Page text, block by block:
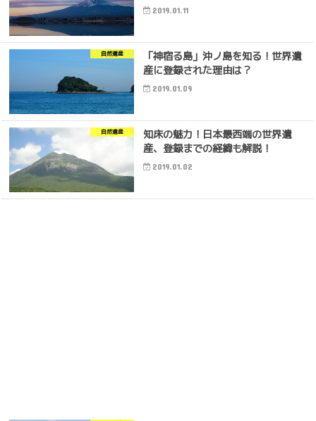
2019.01.11
自然遺産
「神宿る島」沖ノ島を知る！世界遺
産に登録された理由は？
2019.01.09
自然遺産
知床の魅力！日本最西端の世界遺
産、登録までの経緯も解説！
2019.01.02